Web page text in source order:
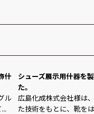
什
ル
シューズ展示用什器を
た。
広島化成株式会社様は
た技術をもとに、靴を